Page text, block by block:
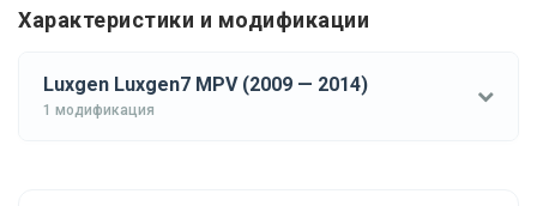
Характеристики и модификации
Luxgen Luxgen7 MPV (2009 — 2014)
1 модификация